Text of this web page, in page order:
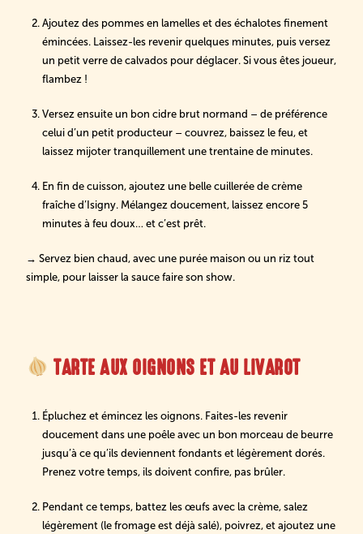
Ajoutez des pommes en lamelles et des échalotes finement
émincées. Laissez-les revenir quelques minutes, puis versez
un petit verre de calvados pour déglacer. Si vous êtes joueur,
flambez !
Versez ensuite un bon cidre brut normand – de préférence
celui d’un petit producteur – couvrez, baissez le feu, et
laissez mijoter tranquillement une trentaine de minutes.
En fin de cuisson, ajoutez une belle cuillerée de crème
fraîche d’Isigny. Mélangez doucement, laissez encore 5
minutes à feu doux… et c’est prêt.
→ Servez bien chaud, avec une purée maison ou un riz tout
simple, pour laisser la sauce faire son show.
TARTE AUX OIGNONS ET AU LIVAROT
Épluchez et émincez les oignons. Faites-les revenir
doucement dans une poêle avec un bon morceau de beurre
jusqu’à ce qu’ils deviennent fondants et légèrement dorés.
Prenez votre temps, ils doivent confire, pas brûler.
Pendant ce temps, battez les œufs avec la crème, salez
légèrement (le fromage est déjà salé), poivrez, et ajoutez une